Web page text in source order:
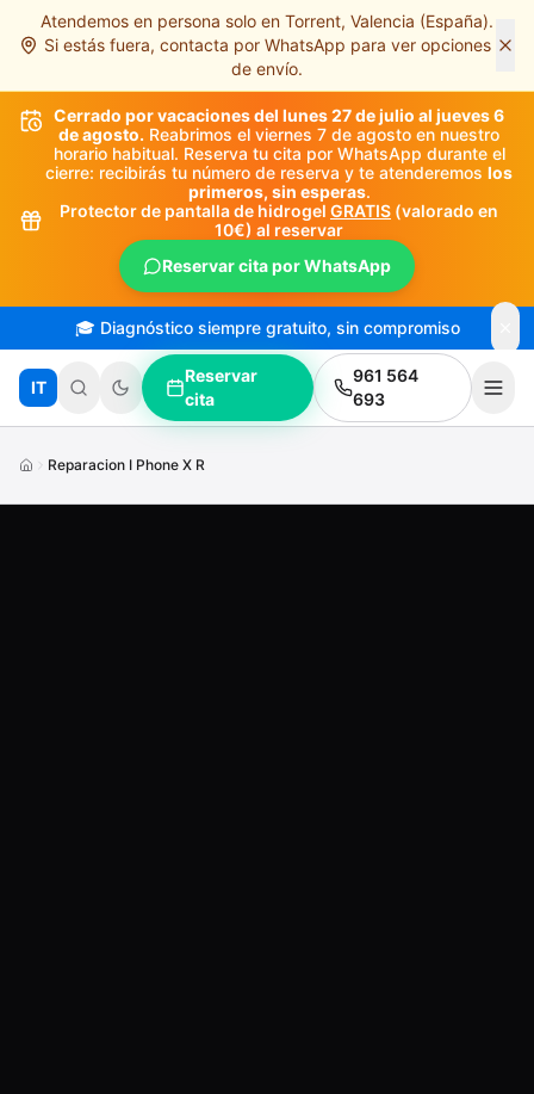
Saltar al contenido principal
Atendemos en persona solo en Torrent, Valencia (España).
Si estás fuera, contacta por WhatsApp para ver opciones
de envío.
Cerrado por vacaciones del lunes 27 de julio al jueves 6
de agosto. Reabrimos el viernes 7 de agosto en nuestro
horario habitual. Reserva tu cita por WhatsApp durante el
cierre: recibirás tu número de reserva y te atenderemos los
primeros, sin esperas.
Protector de pantalla de hidrogel GRATIS (valorado en
10€) al reservar
Reservar cita por WhatsApp
🎓 Diagnóstico siempre gratuito, sin compromiso
IT
Reservar
cita
961 564
693
Reparacion I Phone X R